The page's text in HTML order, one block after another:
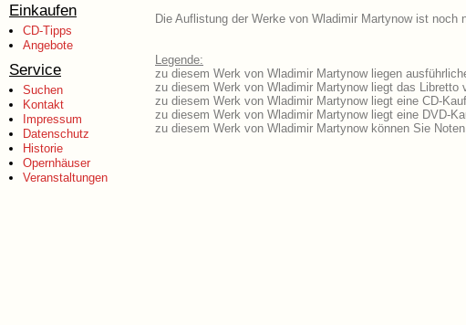
Einkaufen
CD-Tipps
Angebote
Service
Suchen
Kontakt
Impressum
Datenschutz
Historie
Opernhäuser
Veranstaltungen
Die Auflistung der Werke von Wladimir Martynow ist
Legende:
zu diesem Werk von Wladimir Martynow liegen
zu diesem Werk von Wladimir Martynow liegt das Libretto
zu diesem Werk von Wladimir Martynow liegt eine CD-
zu diesem Werk von Wladimir Martynow liegt eine DVD-
zu diesem Werk von Wladimir Martynow können Sie